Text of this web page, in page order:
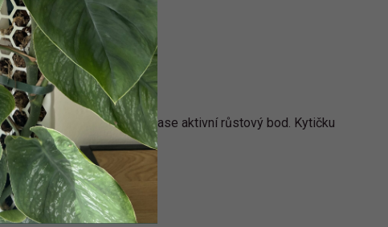
dlouho než bude mít zase aktivní růstový bod. Kytičku